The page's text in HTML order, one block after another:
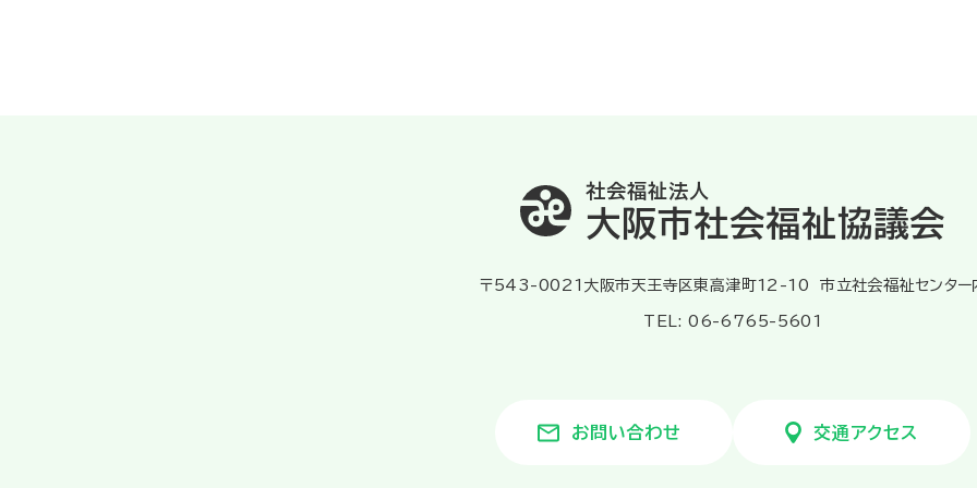
社会福祉法人
大阪市社会福祉協議会
〒543-0021大阪市天王寺区東高津町12-10 市立社会福祉センター
TEL: 06-6765-5601
お問い合わせ 交通アクセス